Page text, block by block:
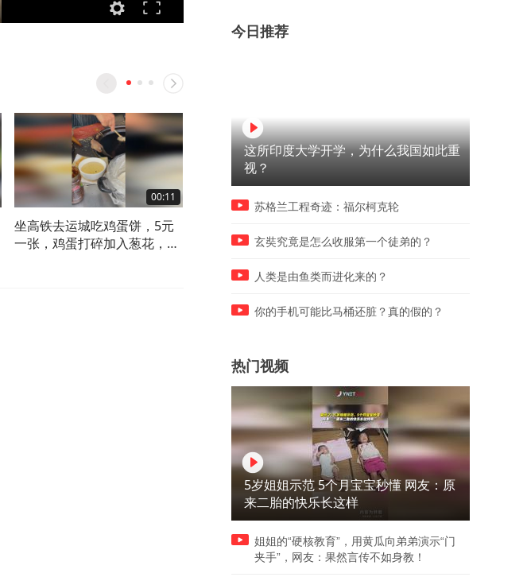
00:11
坐高铁去运城吃鸡蛋饼，5元
一张，鸡蛋打碎加入葱花，软
张，纯手工制作，口感微甜挺
一份，大叔手法娴熟，凉粉
今日推荐
这所印度大学开学，为什么我国如此重
视？
苏格兰工程奇迹：福尔柯克轮
玄奘究竟是怎么收服第一个徒弟的？
人类是由鱼类而进化来的？
你的手机可能比马桶还脏？真的假的？
热门视频
5岁姐姐示范 5个月宝宝秒懂 网友：原
来二胎的快乐长这样
姐姐的“硬核教育”，用黄瓜向弟弟演示“门
夹手”，网友：果然言传不如身教！